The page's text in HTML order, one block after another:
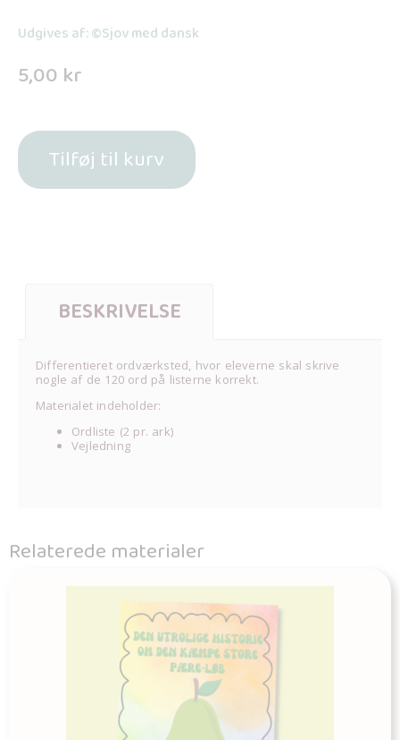
Udgives af: ©Sjov med dansk
5,00 kr
Tilføj til kurv
BESKRIVELSE
Differentieret ordværksted, hvor eleverne skal skrive
nogle af de 120 ord på listerne korrekt.
Materialet indeholder:
Ordliste (2 pr. ark)
Vejledning
Relaterede materialer